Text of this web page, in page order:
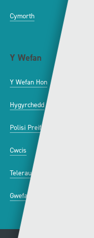
Cymorth
Y Wefan
Y Wefan Hon
Hygyrchedd
Polisi Preifatrwydd
Cwcis
Telerau ac Amodau
Gwefannau A-Y